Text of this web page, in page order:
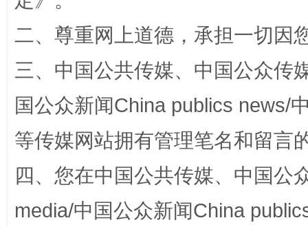
阿坝州三大球赛在茂县开幕 规模
二、尊重网上道德，承担一切因
三、中国公共传媒、中国公众传
国公众新闻China publics news/
等传媒网站拥有管理笔名和留言
四、您在中国公共传媒、中国公
media/中国公众新闻China